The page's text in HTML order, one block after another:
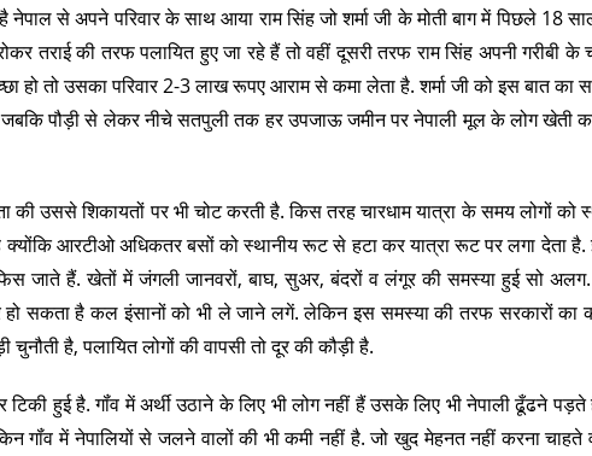
नेपाल से अपने परिवार के साथ आया राम सिंह जो शर्मा जी के मोती बाग में पिछले 18
तराई की तरफ पलायित हुए जा रहे हैं तो वहीं दूसरी तरफ राम सिंह अपनी गरीबी
हो तो उसका परिवार 2-3 लाख रूपए आराम से कमा लेता है. शर्मा जी को इस बात का
जबकि पौड़ी से लेकर नीचे सतपुली तक हर उपजाऊ जमीन पर नेपाली मूल के लोग खेती
की उससे शिकायतों पर भी चोट करती है. किस तरह चारधाम यात्रा के समय लोगों को
क्योंकि आरटीओ अधिकतर बसों को स्थानीय रूट से हटा कर यात्रा रूट पर लगा देता है.
जाते हैं. खेतों में जंगली जानवरों, बाघ, सुअर, बंदरों व लंगूर की समस्या हुई सो अलग.
सकता है कल इंसानों को भी ले जाने लगें. लेकिन इस समस्या की तरफ सरकारों का
है, पलायित लोगों की वापसी तो दूर की कौड़ी है.
हुई है. गॉंव में अर्थी उठाने के लिए भी लोग नहीं हैं उसके लिए भी नेपाली ढूँढने पड़ते
गॉंव में नेपालियों से जलने वालों की भी कमी नहीं है. जो खुद मेहनत नहीं करना चाहते